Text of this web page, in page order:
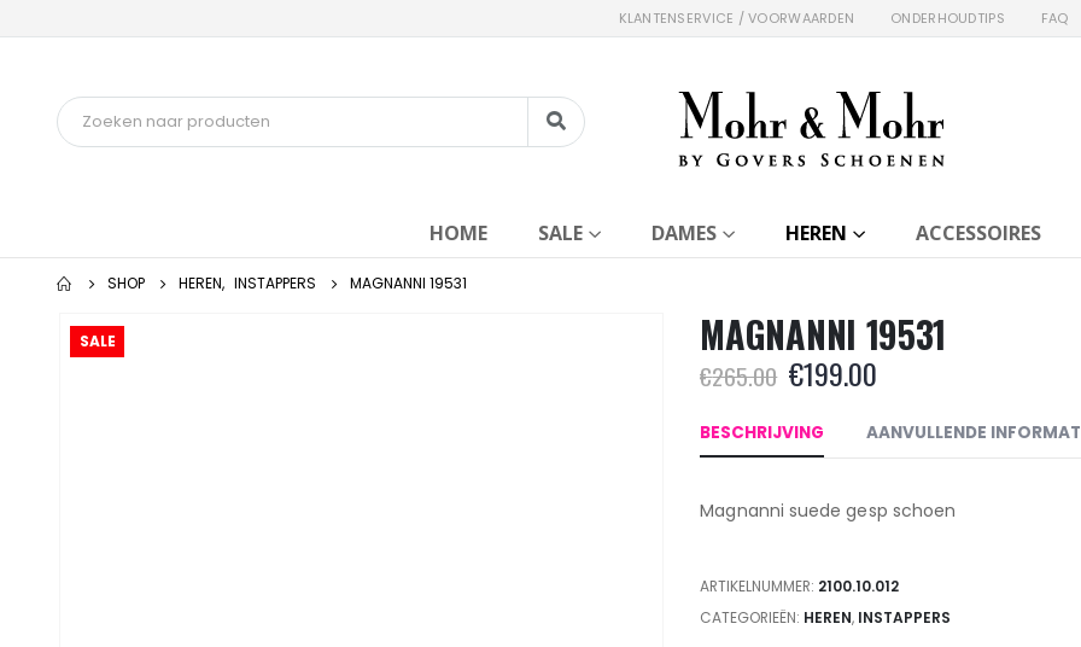
KLANTENSERVICE / VOORWAARDEN ONDERHOUDTIPS FAQ
HOME SALE DAMES HEREN ACCESSOIRES
SHOP HEREN, INSTAPPERS MAGNANNI 19531
SALE MAGNANNI 19531
€265.00 Oorspronkelijke
prijs
was:
€265.00.
€199.00
is:
€199.00.
BESCHRIJVING AANVULLENDE
Magnanni suede gesp schoen
ARTIKELNUMMER: 2100.10.012
CATEGORIEËN: HEREN, INSTAPPERS